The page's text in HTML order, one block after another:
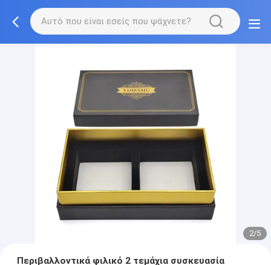
2/5
Περιβαλλοντικά φιλικό 2 τεμάχια συσκευασία